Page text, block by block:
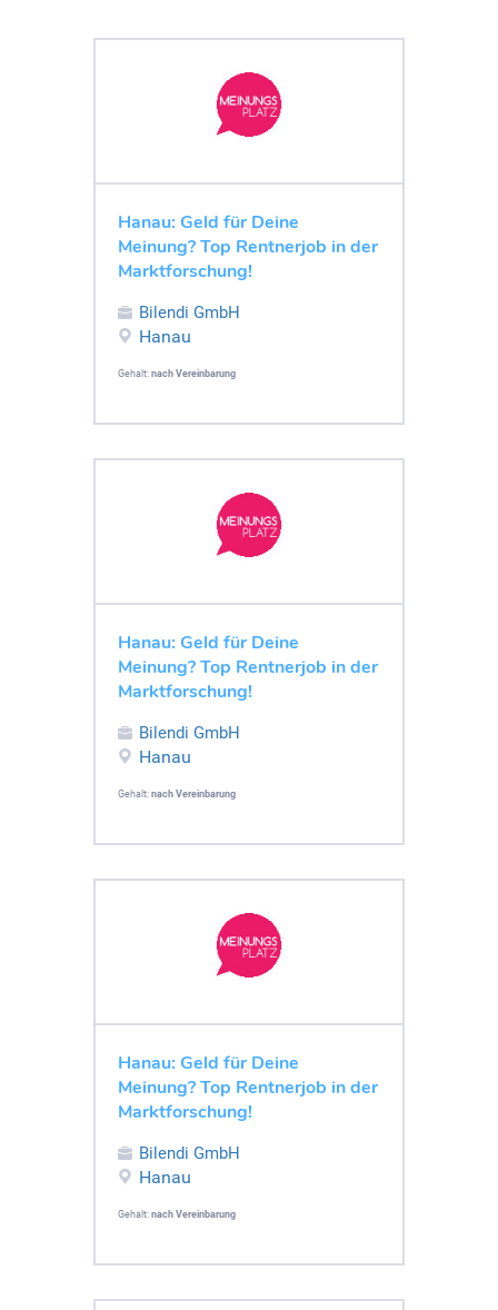
Hanau: Geld für Deine
Meinung? Top Rentnerjob in der
Marktforschung!
Bilendi GmbH
Hanau
Gehalt: nach Vereinbarung
Hanau: Geld für Deine
Meinung? Top Rentnerjob in der
Marktforschung!
Bilendi GmbH
Hanau
Gehalt: nach Vereinbarung
Hanau: Geld für Deine
Meinung? Top Rentnerjob in der
Marktforschung!
Bilendi GmbH
Hanau
Gehalt: nach Vereinbarung